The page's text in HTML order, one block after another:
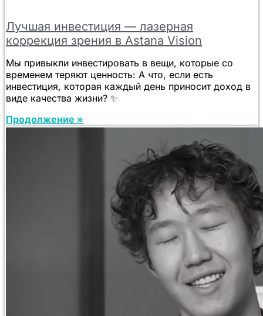
Лучшая инвестиция — лазерная
коррекция зрения в Astana Vision
Мы привыкли инвестировать в вещи, которые со
временем теряют ценность: А что, если есть
инвестиция, которая каждый день приносит доход в
виде качества жизни? ✨
Продолжение »